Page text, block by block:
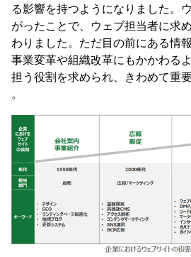
る影響を持つようになりました。
がったことで、ウェブ担当者に求
わりました。ただ目の前にある情
事業変革や組織改革にもかかわる
担う役割を求められ、きわめて重
。